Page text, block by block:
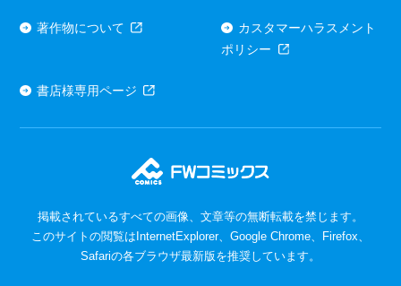
著作物について
カスタマーハラスメント
ポリシー
書店様専用ページ
掲載されているすべての画像、文章等の無断転載を禁じます。
このサイトの閲覧はInternetExplorer、Google Chrome、Firefox、
Safariの各ブラウザ最新版を推奨しています。